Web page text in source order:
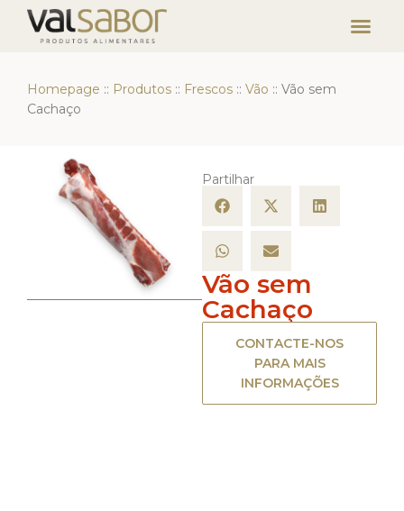
Homepage :: Produtos :: Frescos :: Vão :: Vão sem
Cachaço
Partilhar
Vão sem
Cachaço
CONTACTE-NOS
PARA MAIS
INFORMAÇÕES